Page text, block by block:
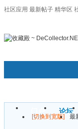
社区应用 最新帖子 精华区
门户 论坛
[切换到宽版] 最